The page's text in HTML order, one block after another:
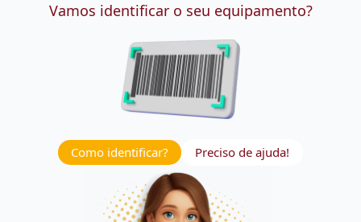
Vamos identificar o seu equipamento?
Como identificar? Preciso de ajuda!